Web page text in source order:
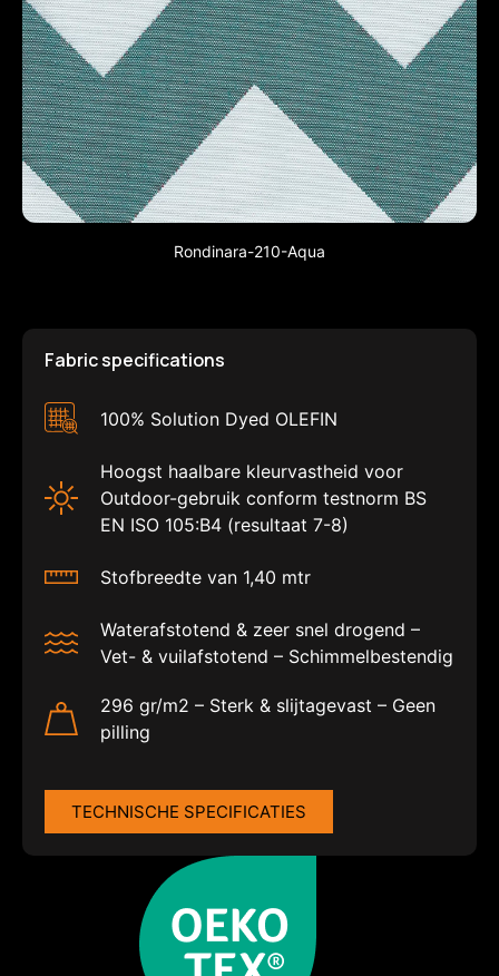
Rondinara-210-Aqua
Fabric specifications
100% Solution Dyed OLEFIN
Hoogst haalbare kleurvastheid voor
Outdoor-gebruik conform testnorm BS
EN ISO 105:B4 (resultaat 7-8)
Stofbreedte van 1,40 mtr
Waterafstotend & zeer snel drogend –
Vet- & vuilafstotend – Schimmelbestendig
296 gr/m2 – Sterk & slijtagevast – Geen
pilling
TECHNISCHE SPECIFICATIES